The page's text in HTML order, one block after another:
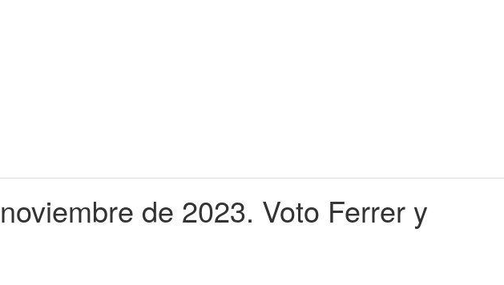
de 2023. Voto Ferrer y